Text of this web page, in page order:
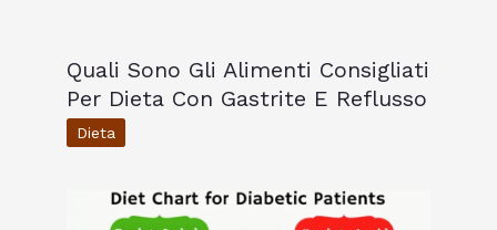
Quali Sono Gli Alimenti Consigliati
Per Dieta Con Gastrite E Reflusso
Dieta